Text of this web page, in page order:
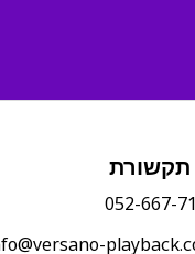
תקשורת
052-667-